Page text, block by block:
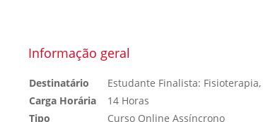
Informação geral
Destinatário
Estudante Finalista:
Carga Horária
14 Horas
Tipo
Curso Online Assíncrono